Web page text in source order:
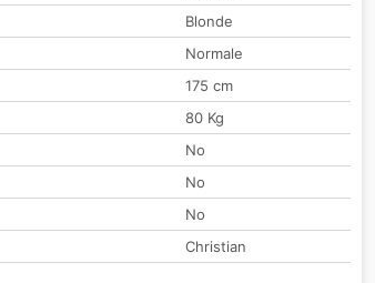
Blonde
Normale
175 cm
80 Kg
No
No
No
Christian